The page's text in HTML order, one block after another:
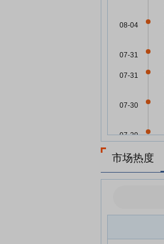
08-04
07-31
07-31
07-30
07-29
07-28
市场热度